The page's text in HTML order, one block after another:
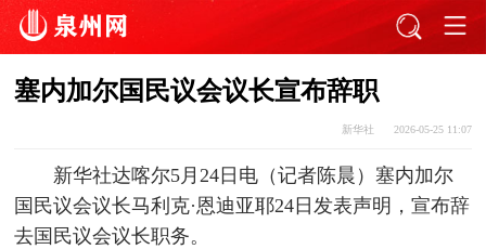
塞内加尔国民议会议长宣布辞职
新华社 2026-05-25 11:07
新华社达喀尔5月24日电（记者陈晨）塞内加尔
国民议会议长马利克·恩迪亚耶24日发表声明，宣布辞
去国民议会议长职务。